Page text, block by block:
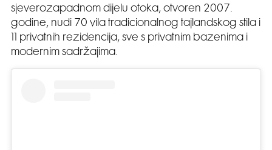
sjeverozapadnom dijelu otoka, otvoren 2007.
godine, nudi 70 vila tradicionalnog tajlandskog stila i
11 privatnih rezidencija, sve s privatnim bazenima i
modernim sadržajima.